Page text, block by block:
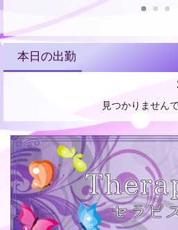
本日の出勤
見つかりません